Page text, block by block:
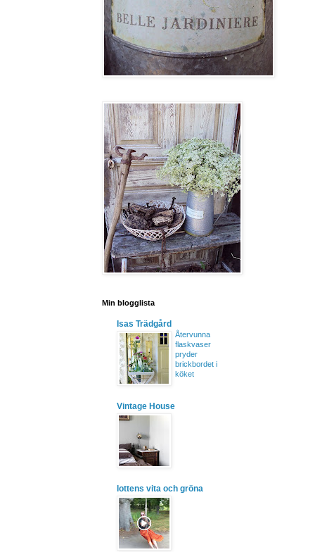
Min blogglista
Isas Trädgård
Återvunna
flaskvaser
pryder
brickbordet i
köket
Vintage House
lottens vita och gröna